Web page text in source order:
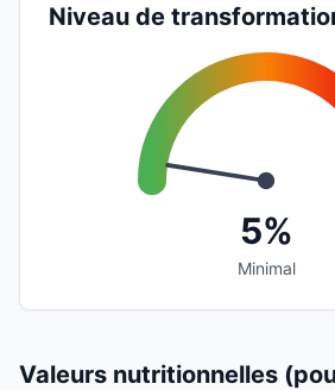
Niveau de
5%
Minimal
Valeurs nutritionnelles